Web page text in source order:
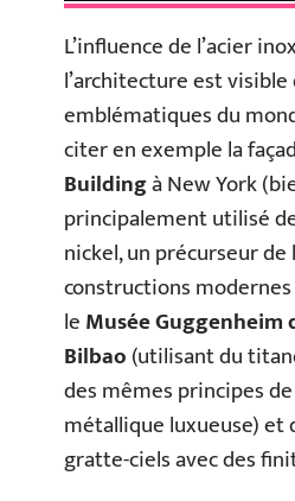
L’influence de l’acier
l’architecture est
emblématiques du
citer en exemple la
Buildingà New York
principalement utilisé
nickel, un précurseur de
constructions
leMusée Guggenheim
Bilbao(utilisant du
des mêmes principes
métallique luxueuse) et
gratte-ciels avec des